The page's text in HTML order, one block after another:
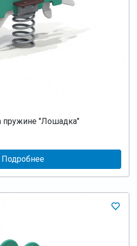
пружине "Лошадка"
Подробнее